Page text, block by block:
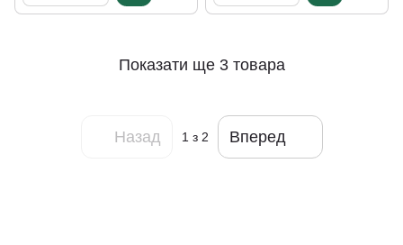
Показати ще 3 товара
Назад 1 з 2 Вперед